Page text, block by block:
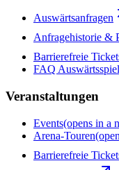
Auswärtsanfragen
Anfragehistorie &
Barrierefreie
FAQ
Veranstaltungen
Events(opens in a
Arena-Touren
Barrierefreie